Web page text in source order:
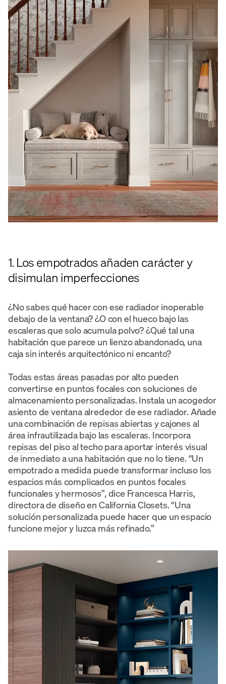
1. Los empotrados añaden carácter y
disimulan imperfecciones
¿No sabes qué hacer con ese radiador inoperable
debajo de la ventana? ¿O con el hueco bajo las
escaleras que solo acumula polvo? ¿Qué tal una
habitación que parece un lienzo abandonado, una
caja sin interés arquitectónico ni encanto?
Todas estas áreas pasadas por alto pueden
convertirse en puntos focales con soluciones de
almacenamiento personalizadas. Instala un acogedor
asiento de ventana alrededor de ese radiador. Añade
una combinación de repisas abiertas y cajones al
área infrautilizada bajo las escaleras. Incorpora
repisas del piso al techo para aportar interés visual
de inmediato a una habitación que no lo tiene. “Un
empotrado a medida puede transformar incluso los
espacios más complicados en puntos focales
funcionales y hermosos”, dice Francesca Harris,
directora de diseño en California Closets. “Una
solución personalizada puede hacer que un espacio
funcione mejor y luzca más refinado.”